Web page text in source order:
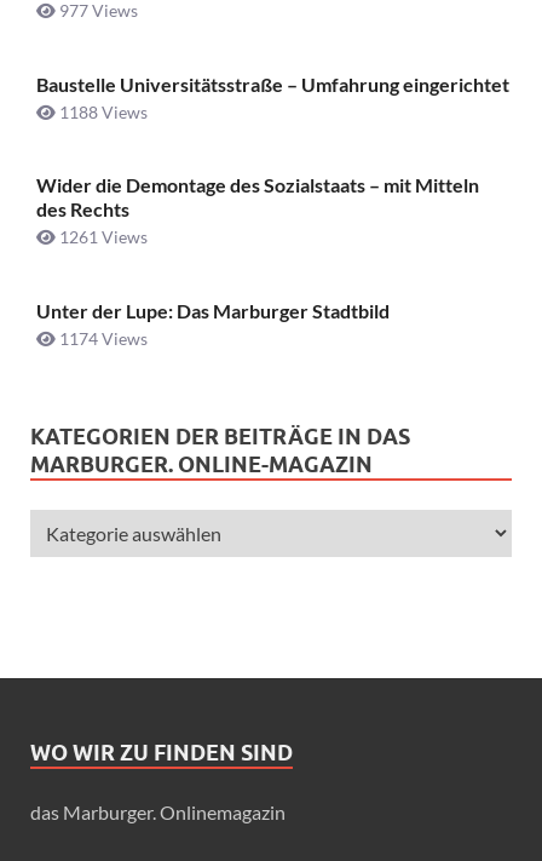
977 Views
Baustelle Universitätsstraße ­– Umfahrung eingerichtet
1188 Views
Wider die Demontage des Sozialstaats – mit Mitteln
des Rechts
1261 Views
Unter der Lupe: Das Marburger Stadtbild
1174 Views
KATEGORIEN DER BEITRÄGE IN DAS
MARBURGER. ONLINE-MAGAZIN
WO WIR ZU FINDEN SIND
das Marburger. Onlinemagazin